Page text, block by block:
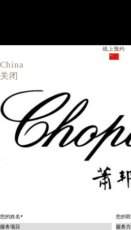
线上预约
China
关闭